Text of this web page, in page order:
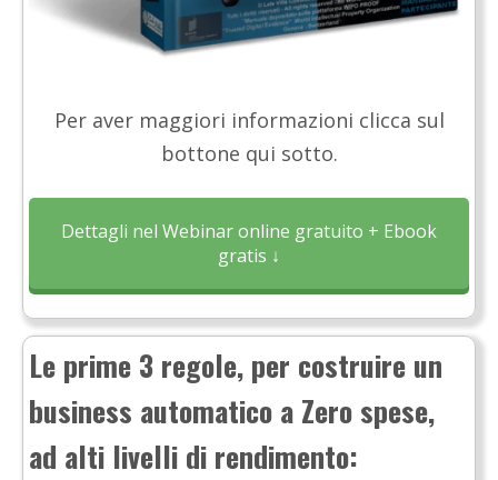
Per aver maggiori informazioni clicca sul
bottone qui sotto.
Dettagli nel Webinar online gratuito + Ebook
gratis ↓
Le prime 3 regole, per costruire un
business automatico a Zero spese,
ad alti livelli di rendimento: